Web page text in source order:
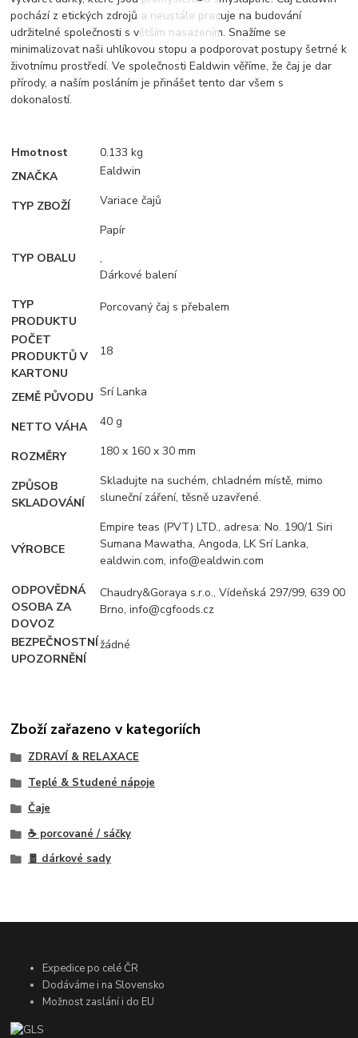
pochází z etických zdrojů a neustále pracuje na budování
udržitelné společnosti s větším nasazením. Snažíme se
minimalizovat naši uhlíkovou stopu a podporovat postupy šetrné k
životnímu prostředí. Ve společnosti Ealdwin věříme, že čaj je dar
přírody, a naším posláním je přinášet tento dar všem s
dokonalostí.
Hmotnost
0.133 kg
ZNAČKA
Ealdwin
TYP ZBOŽÍ Variace čajů
TYP OBALU
Papír
,
Dárkové balení
TYP
PRODUKTU
Porcovaný čaj s přebalem
POČET
PRODUKTŮ V
KARTONU
18
ZEMĚ PŮVODU Srí Lanka
NETTO VÁHA 40 g
ROZMĚRY 180 x 160 x 30 mm
ZPŮSOB
SKLADOVÁNÍ
Skladujte na suchém, chladném místě, mimo
sluneční záření, těsně uzavřené.
VÝROBCE
Empire teas (PVT) LTD., adresa: No. 190/1 Siri
Sumana Mawatha, Angoda, LK Srí Lanka,
ealdwin.com, info@ealdwin.com
ODPOVĚDNÁ
OSOBA ZA
DOVOZ
Chaudry&Goraya s.r.o., Vídeňská 297/99, 639 00
Brno, info@cgfoods.cz
BEZPEČNOSTNÍ
UPOZORNĚNÍ
žádné
Zboží zařazeno v kategoriích
ZDRAVÍ & RELAXACE
Teplé & Studené nápoje
Čaje
☕ porcované / sáčky
🧧 dárkové sady
Expedice po celé ČR
Dodáváme i na Slovensko
Možnost zaslání i do EU